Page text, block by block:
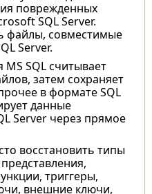
поврежденных
SQL Server.
файлы, совместимые
Server.
SQL считывает
затем сохраняет
в формате SQL
данные
Server через прямое
восстановить типы
триггеры,
внешние ключи,